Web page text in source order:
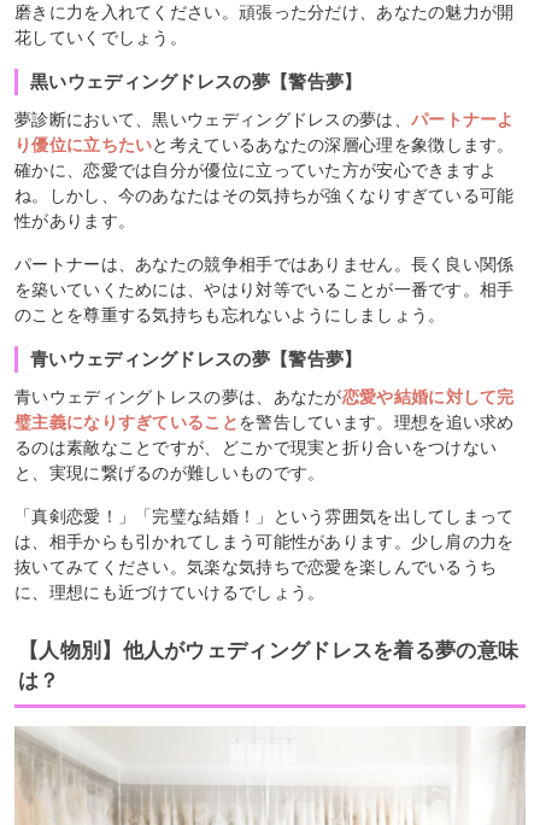
磨きに力を入れてください。頑張った分だけ、あなたの魅力が開
花していくでしょう。
黒いウェディングドレスの夢【警告夢】
夢診断において、黒いウェディングドレスの夢は、 パートナーよ
り優位に立ちたいと考えているあなたの深層心理を象徴します。
確かに、恋愛では自分が優位に立っていた方が安心できますよ
ね。しかし、今のあなたはその気持ちが強くなりすぎている可能
性があります。
パートナーは、あなたの競争相手ではありません。長く良い関係
を築いていくためには、やはり対等でいることが一番です。相手
のことを尊重する気持ちも忘れないようにしましょう。
青いウェディングドレスの夢【警告夢】
青いウェディングトレスの夢は、あなたが恋愛や結婚に対して完
璧主義になりすぎていることを警告しています。理想を追い求め
るのは素敵なことですが、どこかで現実と折り合いをつけない
と、実現に繋げるのが難しいものです。
「真剣恋愛！」「完璧な結婚！」という雰囲気を出してしまって
は、相手からも引かれてしまう可能性があります。少し肩の力を
抜いてみてください。気楽な気持ちで恋愛を楽しんでいるうち
に、理想にも近づけていけるでしょう。
【人物別】他人がウェディングドレスを着る夢の意味
は？